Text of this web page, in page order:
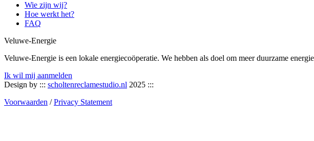
Wie zijn wij?
Hoe werkt het?
FAQ
Veluwe-Energie
Veluwe-Energie is een lokale energiecoöperatie. We hebben als doel om meer duurzame
Ik wil mij aanmelden
Design by ::: scholtenreclamestudio.nl 2025 :::
Voorwaarden /Privacy Statement